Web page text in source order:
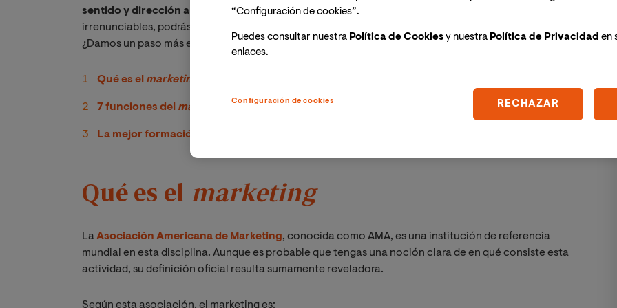
sentido y dirección a las distintas líneas de actuación. Solo cuando interiorices estos propósitos
irrenunciables, podrás ejercer esta actividad profesional con un plus de adecuación y criterio.
¿Damos un paso más en esta especialización tan productiva?
Qué es el marketing
7 funciones del marketing ineludibles
La mejor formación para asegurar estas funciones del
Qué es el marketing
LaAsociación Americana de Marketing, conocida como AMA, es una institución de referencia
mundial en esta disciplina. Aunque es probable que tengas una noción clara de en qué consiste esta
actividad, su definición oficial resulta sumamente reveladora.
Según esta asociación, el marketing es:
“Configuración de cookies”.
Puedes consultar nuestra Política de Cookiesy nuestra Política de Privacidad en
enlaces.
Configuración de cookies RECHAZAR